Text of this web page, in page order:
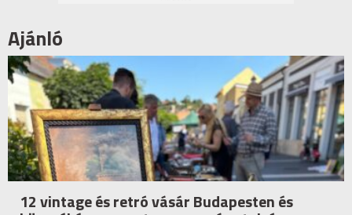
Ajánló
12 vintage és retró vásár Budapesten és